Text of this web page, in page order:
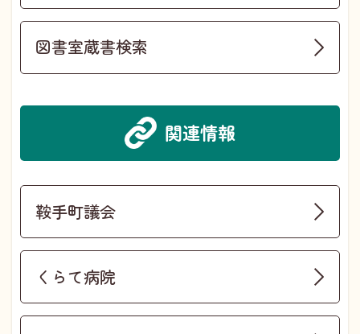
図書室蔵書検索
関連情報
鞍手町議会
くらて病院